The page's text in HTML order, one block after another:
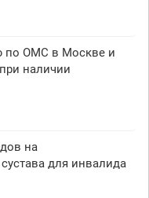
по ОМС в Москве и
наличии
на
для инвалида